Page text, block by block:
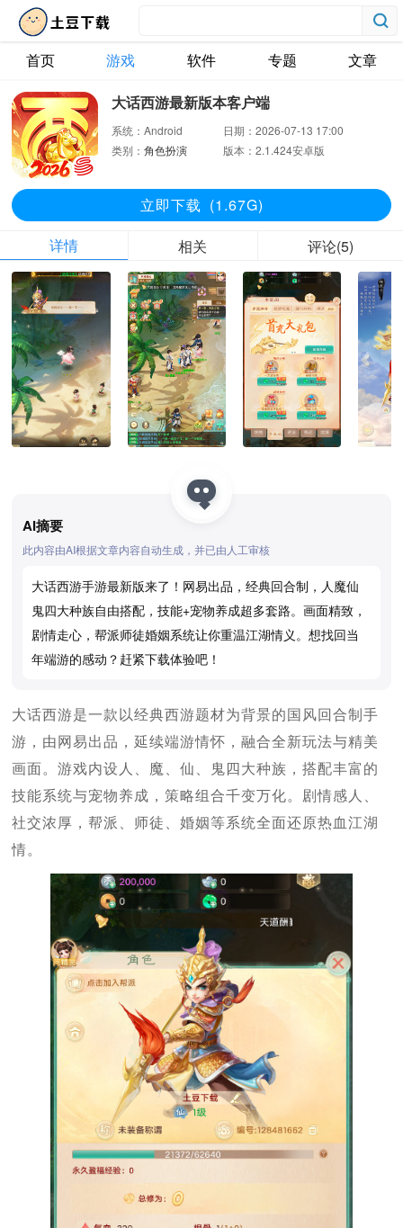
首页 游戏 软件 专题 文章
大话西游最新版本客户端
系统：Android 日期：2026-07-13 17:00
类别：角色扮演 版本：2.1.424安卓版
立即下载 (1.67G)
详情
相关 评论(5)
AI摘要
此内容由AI根据文章内容自动生成，并已由人工审核
大话西游手游最新版来了！网易出品，经典回合制，人魔仙
鬼四大种族自由搭配，技能+宠物养成超多套路。画面精致，
剧情走心，帮派师徒婚姻系统让你重温江湖情义。想找回当
年端游的感动？赶紧下载体验吧！
大话西游是一款以经典西游题材为背景的国风回合制手
游，由网易出品，延续端游情怀，融合全新玩法与精美
画面。游戏内设人、魔、仙、鬼四大种族，搭配丰富的
技能系统与宠物养成，策略组合千变万化。剧情感人、
社交浓厚，帮派、师徒、婚姻等系统全面还原热血江湖
情。